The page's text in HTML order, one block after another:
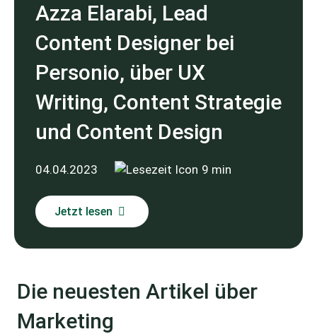
Azza Elarabi, Lead
Content Designer bei
Personio, über UX
Writing, Content Strategie
und Content Design
04.04.2023 9 min
Jetzt lesen
Die neuesten Artikel über
Marketing